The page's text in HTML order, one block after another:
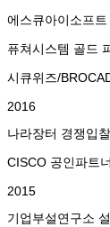
에스큐아이소프
퓨쳐시스템 골드
시큐위즈/
2016
나라장터 경쟁입
CISCO 공인파트
2015
기업부설연구소